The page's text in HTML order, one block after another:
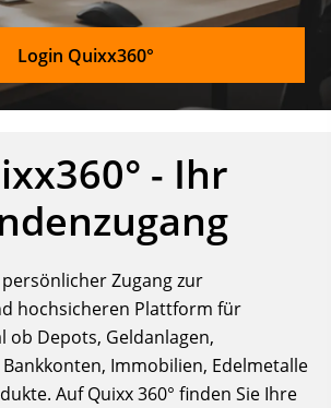
Login Quixx360°
- Ihr
Zugang zur
hochsicheren Plattform für
ob Depots, Geldanlagen,
Immobilien, Edelmetalle
Auf Quixx 360° finden Sie Ihre